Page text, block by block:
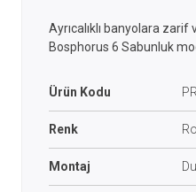
Ayrıcalıklı banyolara
Bosphorus 6 Sabunluk
Ürün Kodu
Renk
Montaj